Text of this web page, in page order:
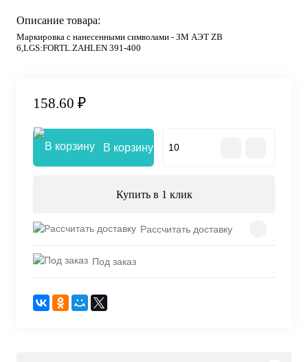
Описание товара:
Маркировка с нанесенными символами - ЗМ АЭТ ZB
6,LGS:FORTL.ZAHLEN 391-400
158.60 ₽
В корзину
Купить в 1 клик
Рассчитать доставку
Под заказ